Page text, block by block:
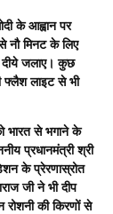
के आह्वान पर
नौ मिनट के लिए
दीये जलाए। कुछ
फ्लैश लाइट से भी
भारत से भगाने के
प्रधानमंत्री श्री
के प्रेरणास्रोत
जी ने भी दीप
की किरणों से